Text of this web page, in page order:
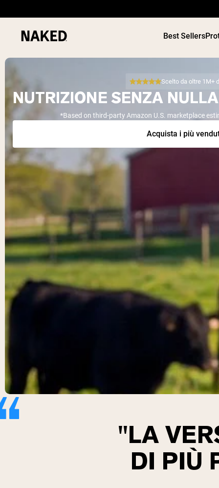
Best Sellers
Termini di ricerca popolari
”Overnight Oats“
”Vegan protein“
”Collagen“
PROTEIN
Scelto da oltre 1M+
NUTRIZIONE SENZA
*Based on third-party Amazon U.S. marketplace
Acquista i più
"LA
DI PIÙ